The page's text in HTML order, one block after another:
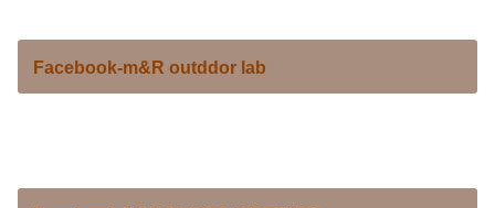
Facebook-m&R outddor lab